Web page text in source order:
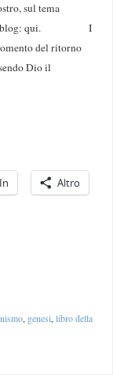
sul tema
blog: qui. I
del ritorno
Dio il
Altro
, genesi,libro della